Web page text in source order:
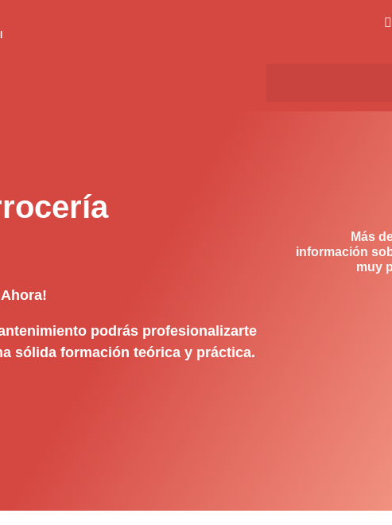
podrás profesionalizarte
sólida formación teórica y práctica.
Más
información
muy